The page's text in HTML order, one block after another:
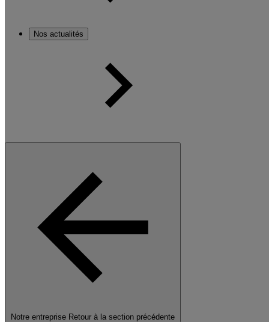
Nos actualités
Notre entreprise Retour à la section précédente